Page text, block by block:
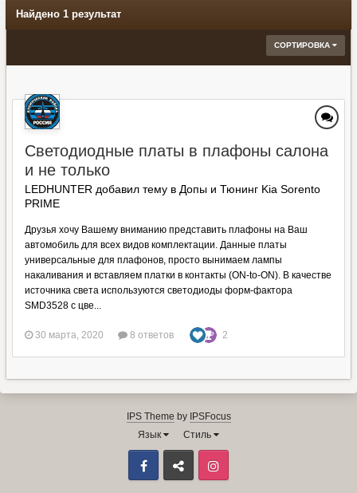
Найдено 1 результат
СОРТИРОВКА
Светодиодные платы в плафоны салона
и не только
LEDHUNTER добавил тему в Допы и Тюнинг Kia Sorento
PRIME
Друзья хочу Вашему вниманию представить плафоны на Ваш
автомобиль для всех видов комплектации. Данные платы
универсальные для плафонов, просто вынимаем лампы
накаливания и вставляем платки в контакты (ON-to-ON). В качестве
источника света используются светодиоды форм-фактора
SMD3528 с цве...
30 марта, 2020 8 ответов 2
IPS Theme by IPSFocus
Язык
Стиль
Facebook ВКонтакте